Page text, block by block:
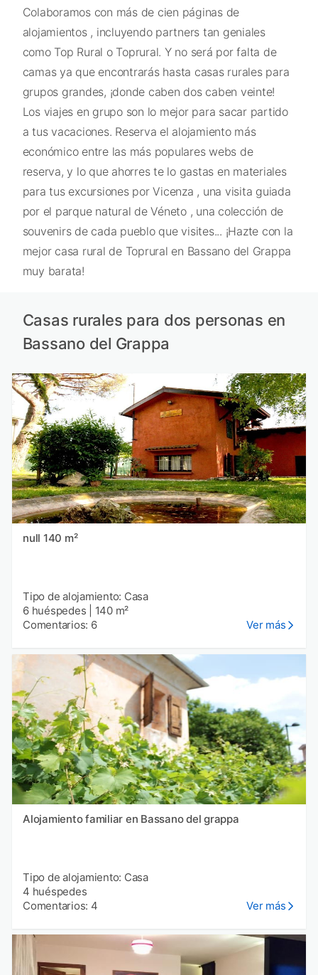
Colaboramos con más de cien páginas de
alojamientos , incluyendo partners tan geniales
como Top Rural o Toprural. Y no será por falta de
camas ya que encontrarás hasta casas rurales para
grupos grandes, ¡donde caben dos caben veinte!
Los viajes en grupo son lo mejor para sacar partido
a tus vacaciones. Reserva el alojamiento más
económico entre las más populares webs de
reserva, y lo que ahorres te lo gastas en materiales
para tus excursiones por Vicenza , una visita guiada
por el parque natural de Véneto , una colección de
souvenirs de cada pueblo que visites... ¡Hazte con la
mejor casa rural de Toprural en Bassano del Grappa
muy barata!
Casas rurales para dos personas en
Bassano del Grappa
null 140 m²
Tipo de alojamiento: Casa
6 huéspedes
140 m²
Comentarios: 6
Ver más
Alojamiento familiar en Bassano del grappa
Tipo de alojamiento: Casa
4 huéspedes
Comentarios: 4
Ver más